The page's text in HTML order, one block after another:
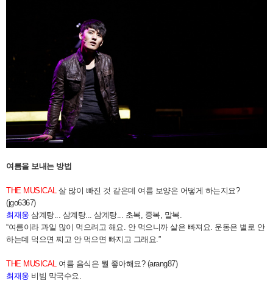
여름을 보내는 방법
THE MUSICAL 살 많이 빠진 것 같은데 여름 보양은 어떻게 하는지요?
(jgo6367)
최재웅 삼계탕... 삼계탕... 삼계탕... 초복, 중복, 말복.
“여름이라 과일 많이 먹으려고 해요. 안 먹으니까 살은 빠져요. 운동은 별로 안
하는데 먹으면 찌고 안 먹으면 빠지고 그래요.”
THE MUSICAL
여름 음식은 뭘 좋아해요? (arang87)
최재웅 비빔 막국수요.